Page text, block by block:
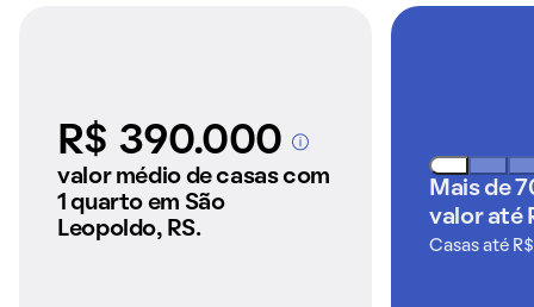
R$ 390.000A partir dos imóveis
anunciados pelo
valor médio de casas com
1 quarto em São
Leopoldo, RS.
Mais de
valor até
Casas até